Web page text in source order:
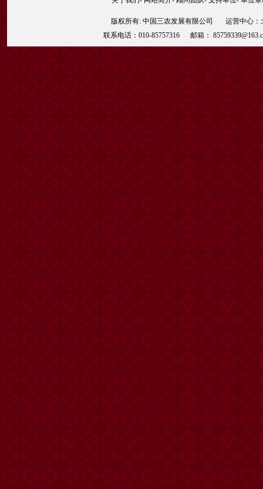
版权所有: 中国三农发展有限公司 运营中心
联系电话：010-85757316 邮箱：